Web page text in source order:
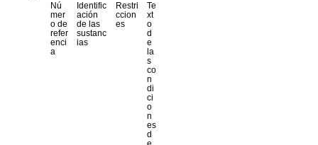
Nú
mer
o de
refer
enci
a
Identific
ación
de las
sustanc
ias
Restri
ccion
es
Te
xt
o
d
e
la
s
co
n
di
ci
o
n
es
d